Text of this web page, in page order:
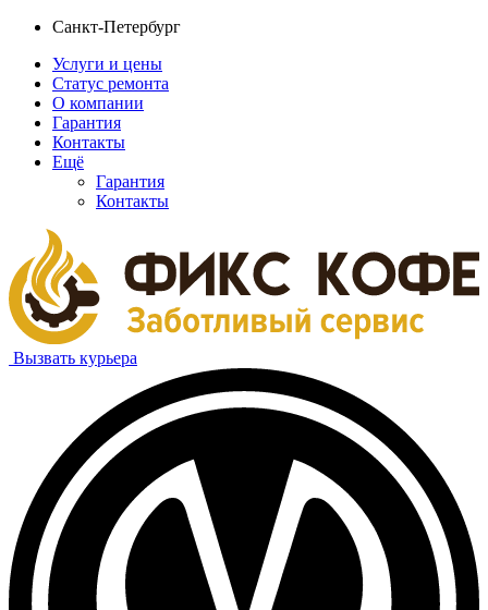
Санкт-Петербург
Услуги и цены
Статус ремонта
О компании
Гарантия
Контакты
Ещё
Гарантия
Контакты
Вызвать курьера